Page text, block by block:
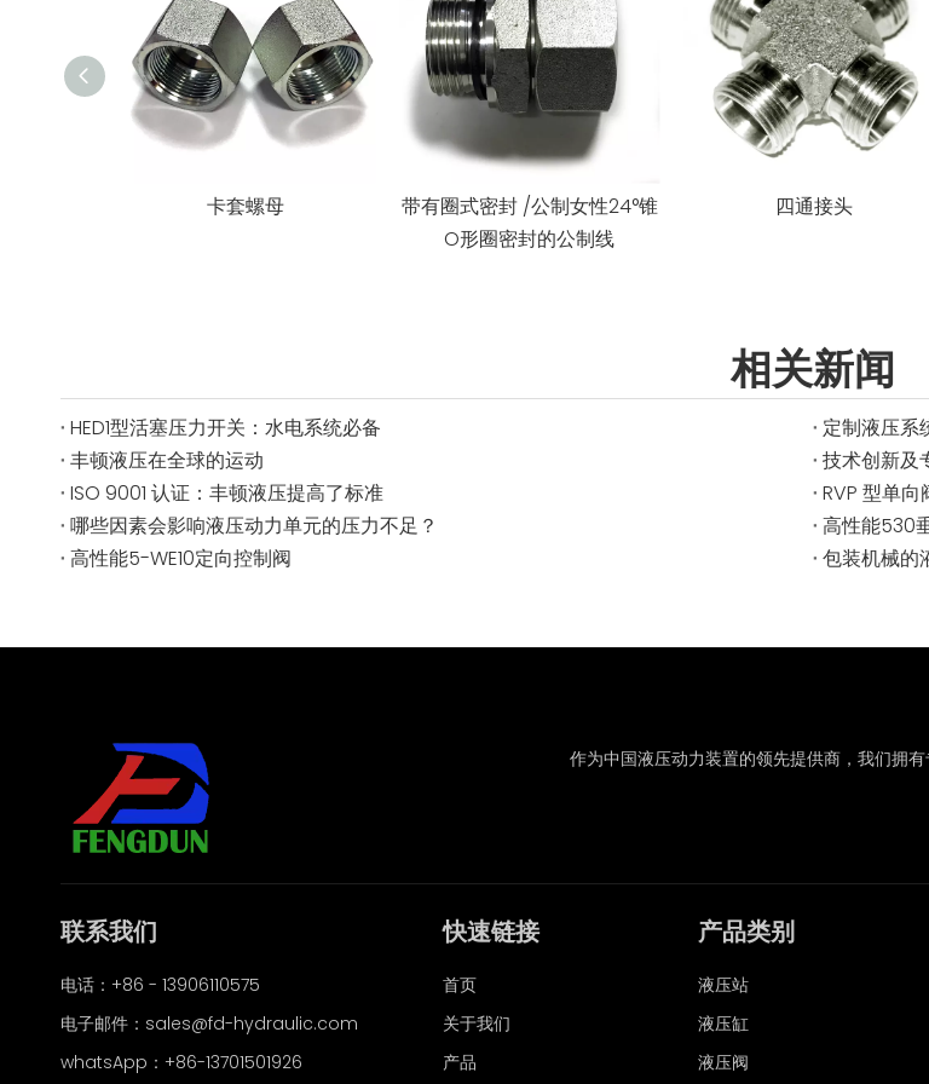
卡套螺母
带有圈式密封 /公制女性24°锥
O形圈密封的公制线
四通接头
相关新闻
HED1型活塞压力开关：水电系统必备
定制液压系
丰顿液压在全球的运动
技术创新及
ISO 9001 认证：丰顿液压提高了标准
RVP 型单
哪些因素会影响液压动力单元的压力不足？
高性能530
高性能5-WE10定向控制阀
包装机械的
作为中国液压动力装置的领先提供商，我们拥
联系我们
电话：+86 - 13906110575
电子邮件： sales@fd-hydraulic.com
whatsApp： +86-13701501926
快速链接
首页
关于我们
产品
产品类别
液压站
液压缸
液压阀